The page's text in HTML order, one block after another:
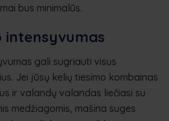
bus minimalūs.
intensyvumas
gali sugriauti visus
Jei jūsų kelių tiesimo kombainas
ir valandų valandas liečiasi su
medžiagomis, mašina suges